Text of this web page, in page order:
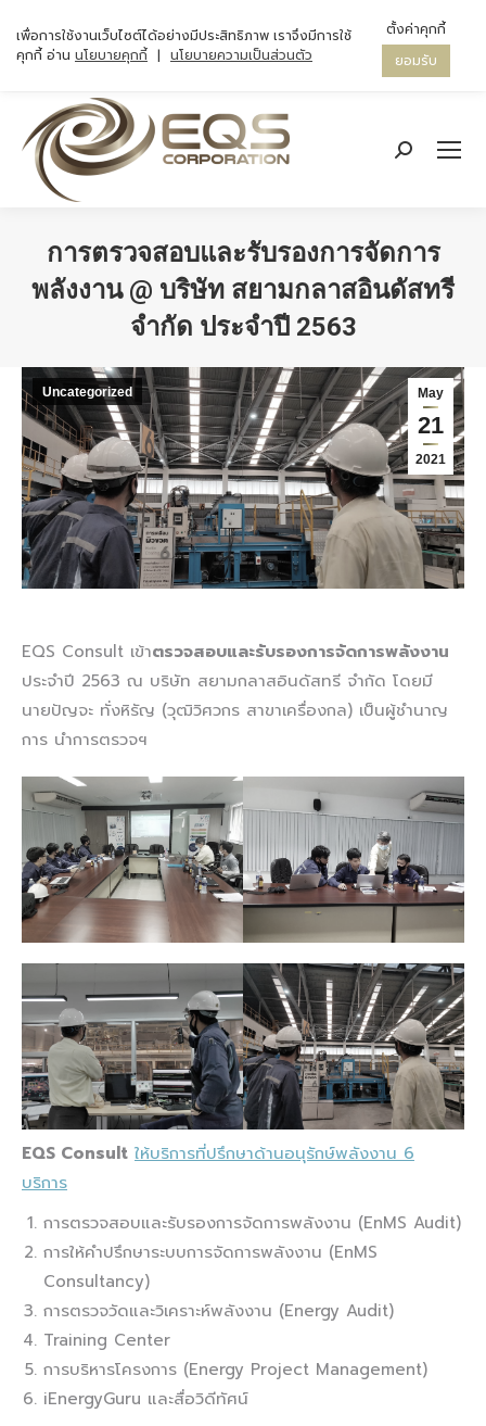
Search:
การตรวจสอบและรับรองการจัดการ
พลังงาน @ บริษัท สยามกลาสอินดัสทรี
จำกัด ประจำปี 2563
May
21
2021
Uncategorized
EQS Consult เข้าตรวจสอบและรับรองการจัดการพลังงาน
ประจำปี 2563 ณ บริษัท สยามกลาสอินดัสทรี จำกัด โดยมี
นายปัญจะ ทั่งหิรัญ (วุฒิวิศวกร สาขาเครื่องกล) เป็นผู้ชำนาญ
การ นำการตรวจฯ
EQS Consult ให้บริการที่ปรึกษาด้านอนุรักษ์พลังงาน 6
บริการ
การตรวจสอบและรับรองการจัดการพลังงาน (EnMS Audit)
การให้คำปรึกษาระบบการจัดการพลังงาน (EnMS
Consultancy)
การตรวจวัดและวิเคราะห์พลังงาน (Energy Audit)
Training Center
การบริหารโครงการ (Energy Project Management)
iEnergyGuru และสื่อวิดีทัศน์
เพื่อการใช้งานเว็บไซต์ได้อย่างมีประสิทธิภาพ เราจึงมีการใช้
คุกกี้ อ่าน นโยบายคุกกี้ | นโยบายความเป็นส่วนตัว
ตั้งค่าคุกกี้
ยอมรับ